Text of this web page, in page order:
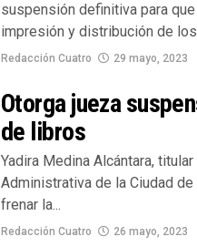
suspensión definitiva para
impresión y distribución de
Redacción Cuatro 29 mayo, 2023
Otorga jueza
de libros
Yadira Medina Alcántara,
Administrativa de la Ciudad
frenar la...
Redacción Cuatro 26 mayo, 2023